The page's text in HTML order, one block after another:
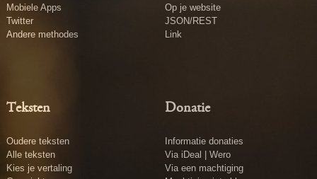
Mobiele Apps
Twitter
Andere methodes
Op je website
JSON/REST
Link
Teksten
Oudere teksten
Alle teksten
Kies je vertaling
Donatie
Informatie donaties
Via iDeal | Wero
Via een machtiging